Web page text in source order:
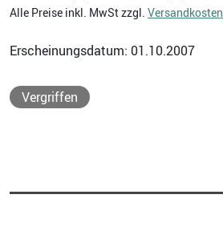
Alle Preise inkl. MwSt zzgl. Versandkosten
Erscheinungsdatum: 01.10.2007
Vergriffen